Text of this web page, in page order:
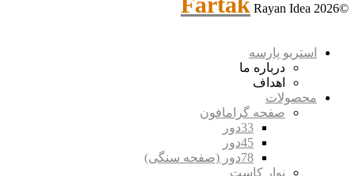
©2026
Rayan Idea
استریو پارسه
درباره ما
اهداف
محصولات
صفحه گرامافون
33دور
45دور
78دور (صفحه سنگی)
نوار کاست